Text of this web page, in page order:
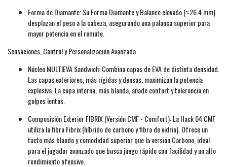
Forma de Diamante: Su Forma Diamante y Balance elevado (≈26.4 mm)
desplazan el peso a la cabeza, asegurando una palanca superior para
mayor potencia en el remate.
Sensaciones, Control y Personalización Avanzada
Núcleo MULTIEVA Sandwich: Combina capas de EVA de distinta densidad.
Las capas exteriores, más rígidas y densas, maximizan la potencia
explosiva. La capa interna, más blanda, añade confort y tolerancia en
golpes lentos.
Composición Exterior FIBRIX (Versión CMF - Comfort): La Hack 04 CMF
utiliza la fibra Fibrix (híbrido de carbono y fibra de vidrio). Ofrece un
tacto más blando y comodidad superior que la versión Carbono, ideal
para el jugador avanzado que busca juego rápido con facilidad y un alto
rendimiento ofensivo.